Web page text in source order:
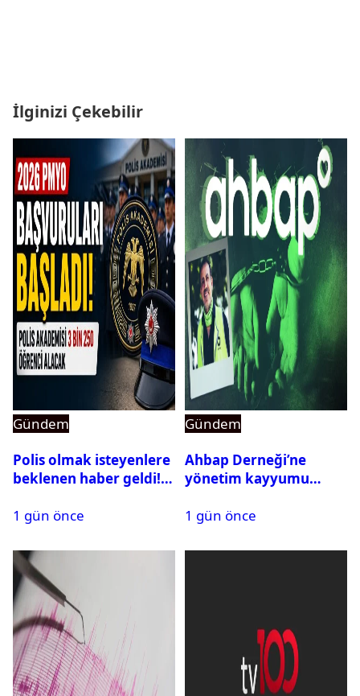
İlginizi Çekebilir
Gündem
Polis olmak isteyenlere
beklenen haber geldi!
1 gün önce
Gündem
Ahbap Derneği’ne
yönetim kayyumu
açıldı
1 gün önce